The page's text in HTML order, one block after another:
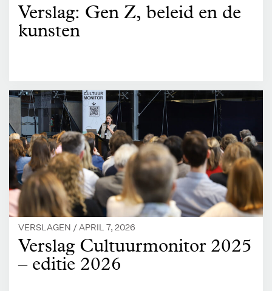
Verslag: Gen Z, beleid en de
kunsten
VERSLAGEN /APRIL 7, 2026
Verslag Cultuurmonitor 2025
– editie 2026